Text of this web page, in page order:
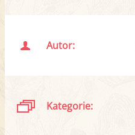
Autor:
Kategorie: